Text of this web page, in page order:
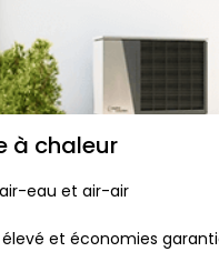
à chaleur
air-eau et air-air
élevé et économies